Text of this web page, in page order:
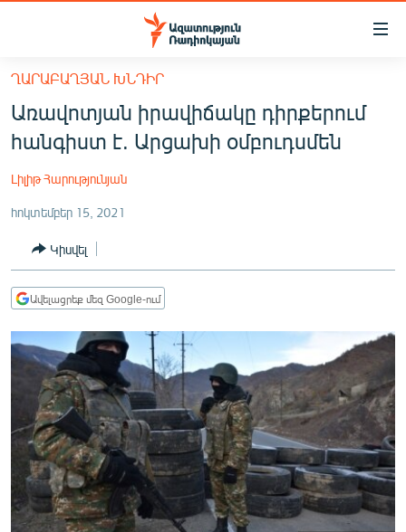
Մատչելիության
հիմնական
բովանդակությանը
Անցնել
հիմնական
մենյուին
ՀԱՅԱՍՏԱՆ
ՔԱՂԱՔԱԿԱՆ
ԸՆՏՐՈՒԹՅՈՒՆՆԵՐ 2026
ԻՐԱՎՈՒՆՔ
ՀԱՍԱՐԱԿՈՒԹՅՈՒՆ
ՏՆՏԵՍՈՒԹՅՈՒՆ
ՊԱՏԵՐԱԶՄԻ 6 ՇԱԲԱԹՆԵՐԸ
ՏԱՐԱԾԱՇՐՋԱՆ
ՄԻՋԱԶԳԱՅԻՆ
ՄՇԱԿՈՒՅԹ
ՍՊՈՐՏ
ՄԵԿՆԱԲԱՆՈՒԹՅՈՒՆ
ՂԱՐԱԲԱՂՅԱՆ ԽՆԴԻՐ
Առավոտյան իրավիճակը դիրքերում
հանգիստ է. Արցախի օմբուդսմեն
Լիլիթ Հարությունյան
հոկտեմբեր 15, 2021
Կիսվել
Ավելացրեք մեզ Google-ում